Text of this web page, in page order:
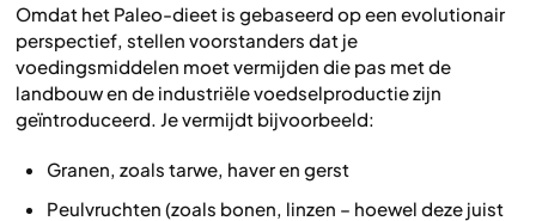
Omdat het Paleo-dieet is gebaseerd op een evolutionair
perspectief, stellen voorstanders dat je
voedingsmiddelen moet vermijden die pas met de
landbouw en de industriële voedselproductie zijn
geïntroduceerd. Je vermijdt bijvoorbeeld:
Granen, zoals tarwe, haver en gerst
Peulvruchten (zoals bonen, linzen – hoewel deze juist